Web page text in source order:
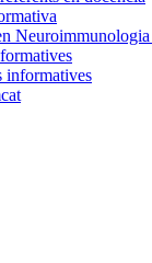
informatives